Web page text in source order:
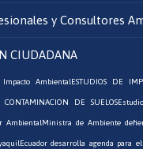
y Consultores
CIUDADANA
AmbientalESTUDIOS DE
CONTAMINACION DE SUELOS
AmbientalMinistra de Ambiente
Ecuador desarrolla agenda para